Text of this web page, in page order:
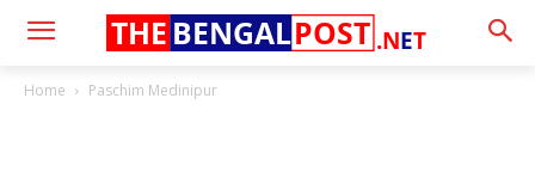
.NET
THE BENGALPOST
Home Paschim Medinipur